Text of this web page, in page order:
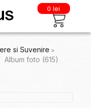
0 lei
si Suvenire
Album foto (615)